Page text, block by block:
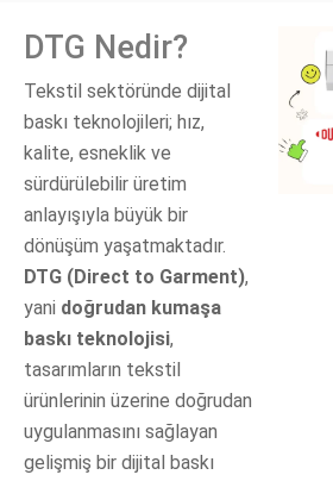
DTG Nedir?
Tekstil sektöründe dijital
baskı teknolojileri; hız,
kalite, esneklik ve
sürdürülebilir üretim
anlayışıyla büyük bir
dönüşüm yaşatmaktadır.
DTG (Direct to Garment),
yani doğrudan kumaşa
baskı teknolojisi,
tasarımların tekstil
ürünlerinin üzerine doğrudan
uygulanmasını sağlayan
gelişmiş bir dijital baskı